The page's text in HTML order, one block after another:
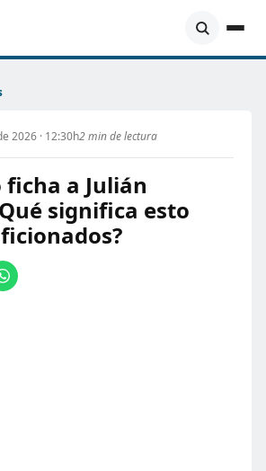
2026 · 12:30h2 min de lectura
ficha a Julián
significa esto